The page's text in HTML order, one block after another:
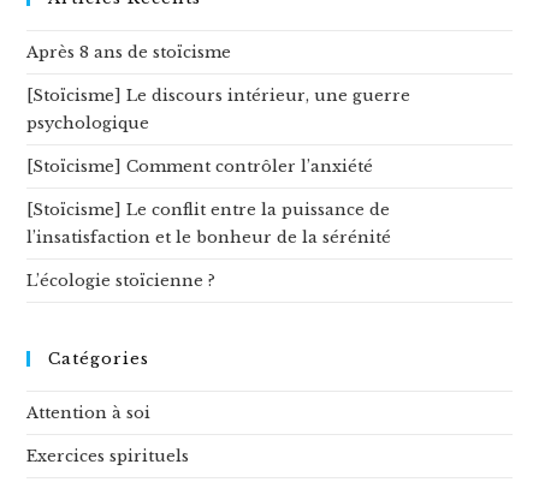
Après 8 ans de stoïcisme
[Stoïcisme] Le discours intérieur, une guerre
psychologique
[Stoïcisme] Comment contrôler l’anxiété
[Stoïcisme] Le conflit entre la puissance de
l’insatisfaction et le bonheur de la sérénité
L’écologie stoïcienne ?
Catégories
Attention à soi
Exercices spirituels